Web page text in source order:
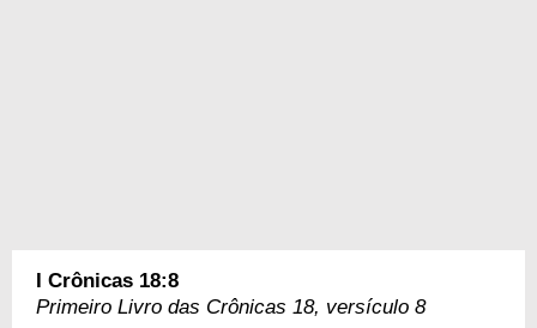
I Crônicas 18:8
Primeiro Livro das Crônicas 18, versículo 8